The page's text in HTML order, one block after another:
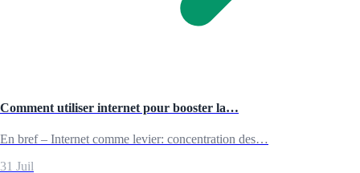
Comment utiliser internet pour booster la…
En bref – Internet comme levier: concentration des…
31 Juil